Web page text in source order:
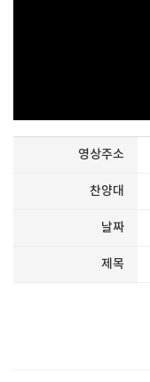
영상주소
찬양대
날짜
제목